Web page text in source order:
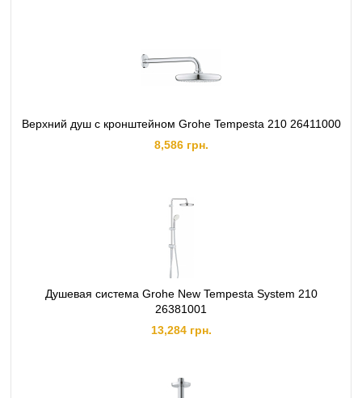
Верхний душ с кронштейном Grohe Tempesta 210 26411000
8,586 грн.
Душевая система Grohe New Tempesta System 210
26381001
13,284 грн.